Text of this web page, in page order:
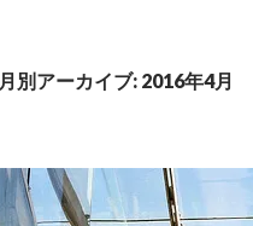
月別アーカイブ: 2016年4月